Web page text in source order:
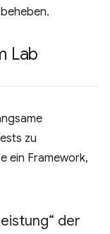
Lab
zu
ein Framework,
der